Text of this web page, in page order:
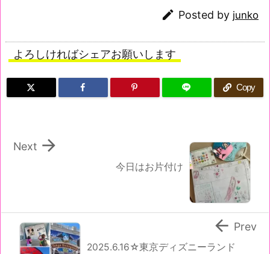
 Posted by junko
よろしければシェアお願いします
Copy
今日はお片付け

Next
2025.6.16☆東京ディズニーランド
 Prev